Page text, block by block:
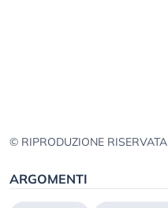
© RIPRODUZIONE RISERVATA
ARGOMENTI